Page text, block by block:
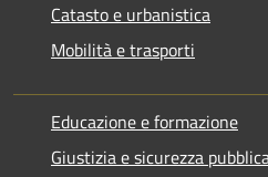
Catasto e urbanistica
Mobilità e trasporti
Educazione e formazione
Giustizia e sicurezza